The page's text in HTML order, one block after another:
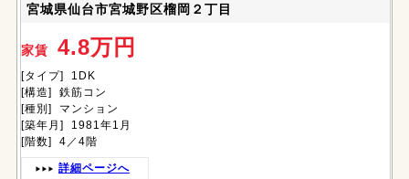
宮城県仙台市宮城野区榴岡２丁目
家賃 4.8万円
[タイプ] 1DK
[構造] 鉄筋コン
[種別] マンション
[築年月] 1981年1月
[階数] 4／4階
詳細ページへ